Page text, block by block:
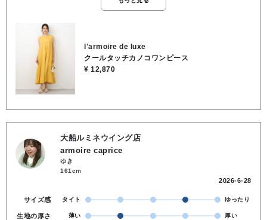
l'armoire de luxe
クールタッチカノコワンピース
¥ 12,870
大船ルミネウイング店
armoire caprice
ゆき
161cm
2026-6-28
サイズ感 タイト ゆったり
生地の厚さ 薄い 厚い